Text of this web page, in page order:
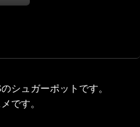
シュガーポットです。
です。